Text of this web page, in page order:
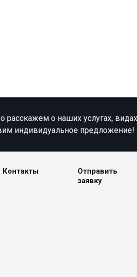
расскажем о наших услугах,
индивидуальное предложение!
Контакты
Отправить
заявку